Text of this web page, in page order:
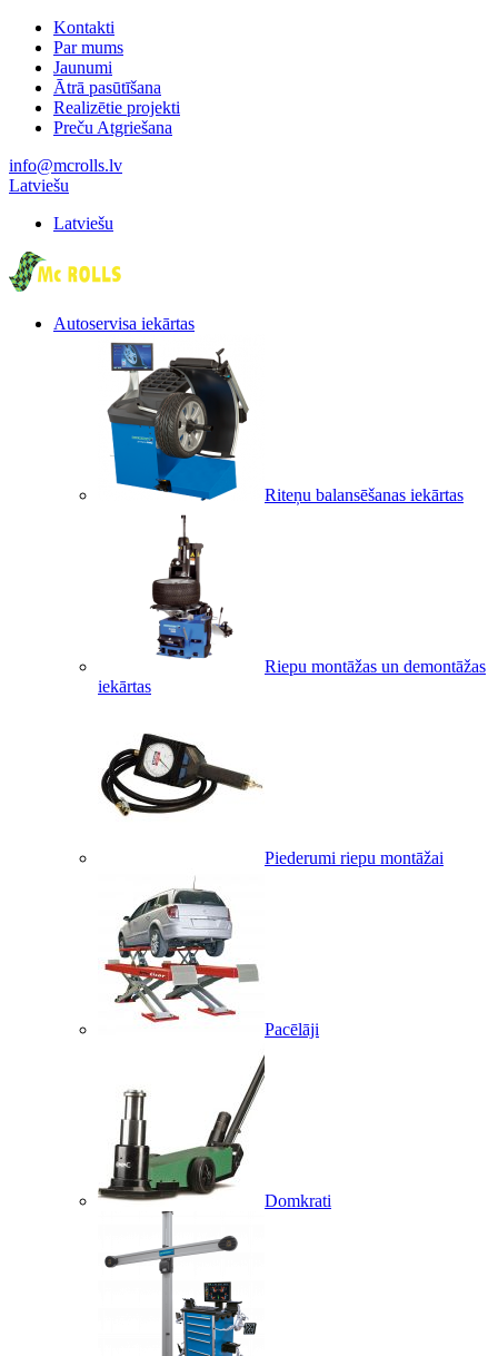
Kontakti
Par mums
Jaunumi
Ātrā pasūtīšana
Realizētie projekti
Preču Atgriešana
info@mcrolls.lv
Latviešu
Latviešu
Autoservisa iekārtas
Riteņu balansēšanas iekārtas
Riepu montāžas un demontāžas
iekārtas
Piederumi riepu montāžai
Pacēlāji
Domkrati